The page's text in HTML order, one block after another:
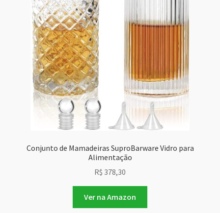
Conjunto de Mamadeiras SuproBarware Vidro para
Alimentação
R$ 378,30
Ver na Amazon